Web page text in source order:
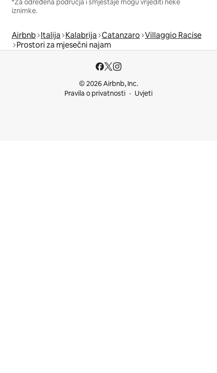
*Za određena područja i smještaje mogu vrijediti neke
iznimke.
Airbnb Italija Kalabrija Catanzaro Villaggio Racise
Prostori za mjesečni najam
© 2026 Airbnb, Inc.
Pravila o privatnosti
Uvjeti